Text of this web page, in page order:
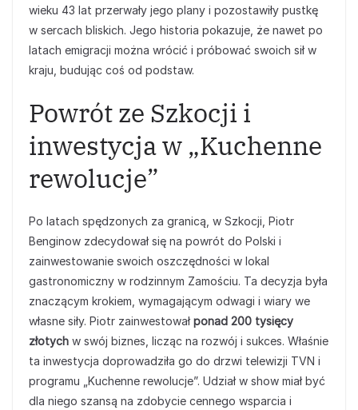
wieku 43 lat przerwały jego plany i pozostawiły pustkę
w sercach bliskich. Jego historia pokazuje, że nawet po
latach emigracji można wrócić i próbować swoich sił w
kraju, budując coś od podstaw.
Powrót ze Szkocji i
inwestycja w „Kuchenne
rewolucje”
Po latach spędzonych za granicą, w Szkocji, Piotr
Benginow zdecydował się na powrót do Polski i
zainwestowanie swoich oszczędności w lokal
gastronomiczny w rodzinnym Zamościu. Ta decyzja była
znaczącym krokiem, wymagającym odwagi i wiary we
własne siły. Piotr zainwestowałponad 200 tysięcy
złotych w swój biznes, licząc na rozwój i sukces. Właśnie
ta inwestycja doprowadziła go do drzwi telewizji TVN i
programu „Kuchenne rewolucje”. Udział w show miał być
dla niego szansą na zdobycie cennego wsparcia i